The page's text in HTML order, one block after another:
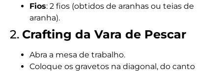
Fios: 2 fios (obtidos de aranhas ou teias de
aranha).
2. Crafting da Vara de Pescar
Abra a mesa de trabalho.
Coloque os gravetos na diagonal, do canto